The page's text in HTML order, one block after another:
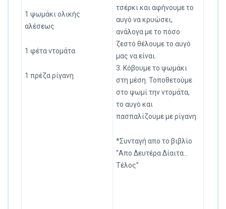
1 ψωμάκι ολικής
αλέσεως
1 φέτα ντομάτα
1 πρέζα ρίγανη
τσέρκι και αφήνουμε το
αυγό να κρυώσει,
ανάλογα με το πόσο
ζεστό θέλουμε το αυγό
μας να είναι.
3. Κόβουμε το ψωμάκι
στη μέση. Τοποθετούμε
στο ψωμί την ντομάτα,
το αυγό και
πασπαλίζουμε με ρίγανη.
*Συνταγή απο το βιβλίο
“Απο Δευτέρα Δίαιτα…
Τέλος”